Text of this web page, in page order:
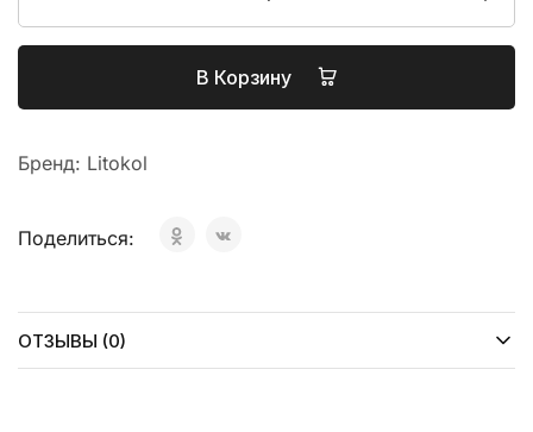
В Корзину
Бренд: Litokol
Поделиться:
ОТЗЫВЫ (0)